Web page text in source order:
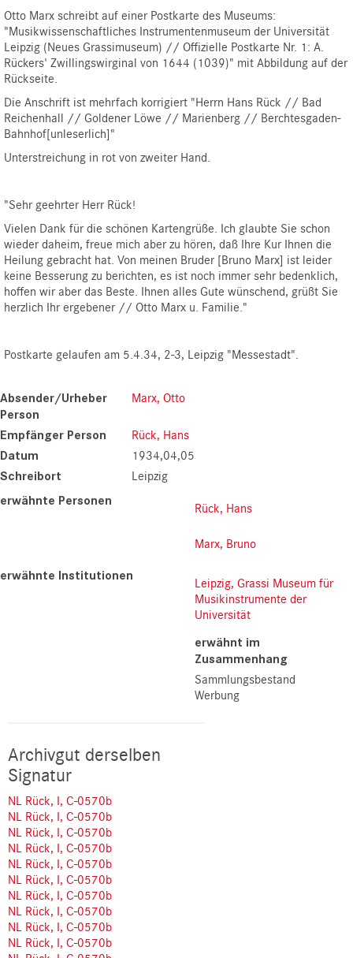
Otto Marx schreibt auf einer Postkarte des Museums:
"Musikwissenschaftliches Instrumentenmuseum der Universität
Leipzig (Neues Grassimuseum) // Offizielle Postkarte Nr. 1: A.
Rückers' Zwillingswirginal von 1644 (1039)" mit Abbildung auf der
Rückseite.
Die Anschrift ist mehrfach korrigiert "Herrn Hans Rück // Bad
Reichenhall // Goldener Löwe // Marienberg // Berchtesgaden-
Bahnhof[unleserlich]"
Unterstreichung in rot von zweiter Hand.
"Sehr geehrter Herr Rück!
Vielen Dank für die schönen Kartengrüße. Ich glaubte Sie schon
wieder daheim, freue mich aber zu hören, daß Ihre Kur Ihnen die
Heilung gebracht hat. Von meinen Bruder [Bruno Marx] ist leider
keine Besserung zu berichten, es ist noch immer sehr bedenklich,
hoffen wir aber das Beste. Ihnen alles Gute wünschend, grüßt Sie
herzlich Ihr ergebener // Otto Marx u. Familie."
Postkarte gelaufen am 5.4.34, 2-3, Leipzig "Messestadt".
Absender/Urheber
Person
Marx, Otto
Empfänger Person Rück, Hans
Datum 1934,04,05
Schreibort Leipzig
erwähnte Personen Rück, Hans
Marx, Bruno
erwähnte Institutionen
Leipzig, Grassi Museum für
Musikinstrumente der
Universität
erwähnt im
Zusammenhang
Sammlungsbestand
Werbung
Archivgut derselben
Signatur
NL Rück, I, C-0570b
NL Rück, I, C-0570b
NL Rück, I, C-0570b
NL Rück, I, C-0570b
NL Rück, I, C-0570b
NL Rück, I, C-0570b
NL Rück, I, C-0570b
NL Rück, I, C-0570b
NL Rück, I, C-0570b
NL Rück, I, C-0570b